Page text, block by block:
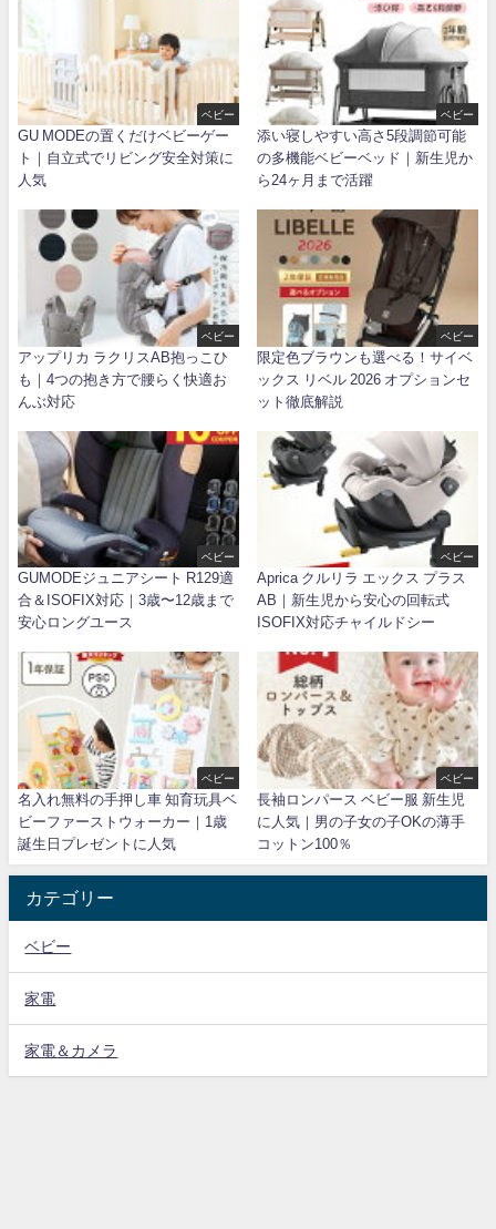
ベビー
GU MODEの置くだけベビーゲー
ト｜自立式でリビング安全対策に
人気
ベビー
添い寝しやすい高さ5段調節可能
の多機能ベビーベッド｜新生児か
ら24ヶ月まで活躍
ベビー
アップリカ ラクリスAB抱っこひ
も｜4つの抱き方で腰らく快適お
んぶ対応
ベビー
限定色ブラウンも選べる！サイベ
ックス リベル 2026 オプションセ
ット徹底解説
ベビー
GUMODEジュニアシート R129適
合＆ISOFIX対応｜3歳〜12歳まで
安心ロングユース
ベビー
Aprica クルリラ エックス プラス
AB｜新生児から安心の回転式
ISOFIX対応チャイルドシー
ベビー
名入れ無料の手押し車 知育玩具ベ
ビーファーストウォーカー｜1歳
誕生日プレゼントに人気
ベビー
長袖ロンパース ベビー服 新生児
に人気｜男の子女の子OKの薄手
コットン100％
カテゴリー
ベビー
家電
家電＆カメラ